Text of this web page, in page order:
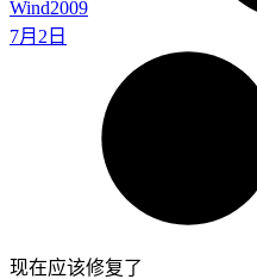
Wind2009
7月2日
现在应该修复了